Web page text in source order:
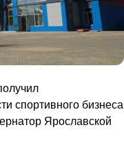
спортивного бизнеса
Ярославской